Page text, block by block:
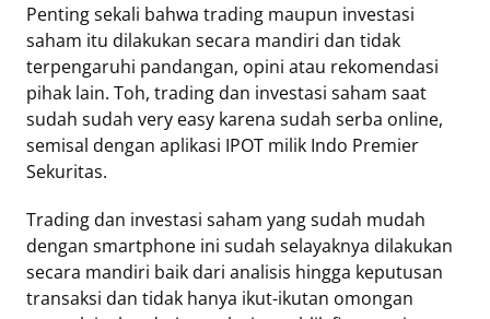
Penting sekali bahwa trading maupun investasi
saham itu dilakukan secara mandiri dan tidak
terpengaruhi pandangan, opini atau rekomendasi
pihak lain. Toh, trading dan investasi saham saat
sudah sudah very easy karena sudah serba online,
semisal dengan aplikasi IPOT milik Indo Premier
Sekuritas.
Trading dan investasi saham yang sudah mudah
dengan smartphone ini sudah selayaknya dilakukan
secara mandiri baik dari analisis hingga keputusan
transaksi dan tidak hanya ikut-ikutan omongan